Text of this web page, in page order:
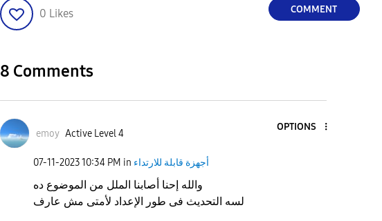
0 Likes COMMENT
8 Comments
emoy Active Level 4
OPTIONS
‎07-11-202310:34 PM in أجهزة قابلة للارتداء
والله إحنا أصابنا الملل من الموضوع ده
لسه التحديث فى طور الإعداد لأمتى مش عارف